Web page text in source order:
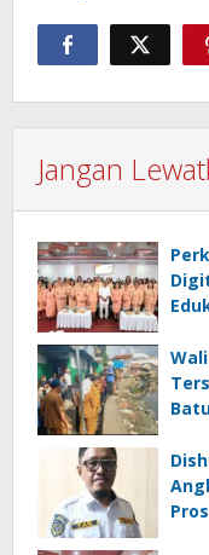
Jangan